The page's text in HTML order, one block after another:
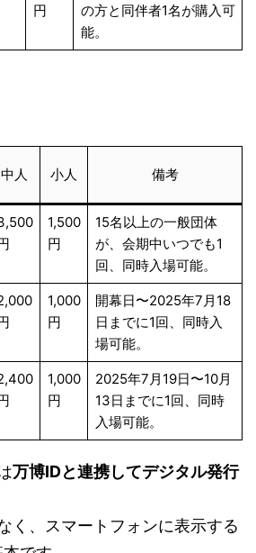
円
の方と同伴者1名が購入可
能。
中人 小人 備考
1,500
円
15名以上の一般団体
が、会期中いつでも1
回、同時入場可能。
1,000
円
開幕日〜2025年7月18
日までに1回、同時入
場可能。
1,000
円
2025年7月19日〜10月
13日までに1回、同時
入場可能。
万博IDと連携してデジタル発行
く、スマートフォンに表示する